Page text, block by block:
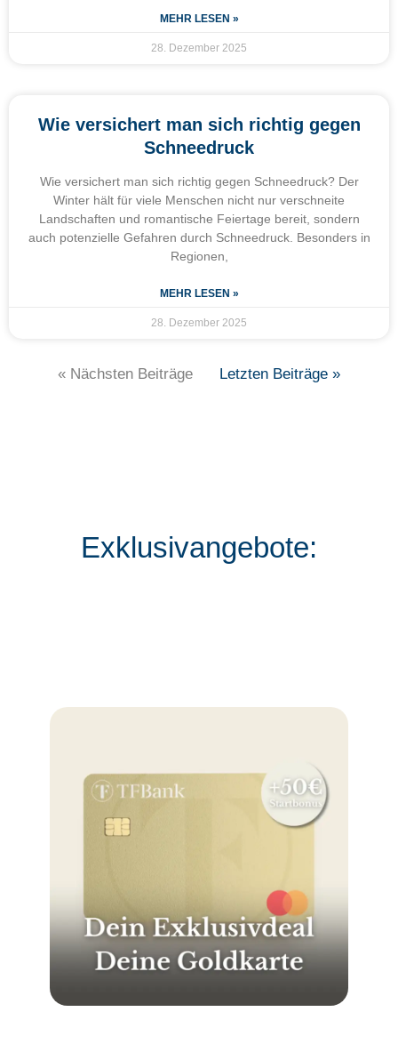
MEHR LESEN »
28. Dezember 2025
Wie versichert man sich richtig gegen
Schneedruck
Wie versichert man sich richtig gegen Schneedruck? Der
Winter hält für viele Menschen nicht nur verschneite
Landschaften und romantische Feiertage bereit, sondern
auch potenzielle Gefahren durch Schneedruck. Besonders in
Regionen,
MEHR LESEN »
28. Dezember 2025
« Nächsten Beiträge Letzten Beiträge »
Exklusivangebote: